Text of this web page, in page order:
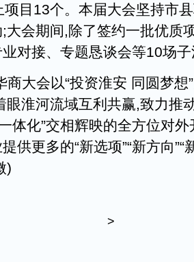
目13个。本届大会坚持市
大会期间,除了签约一批优质
对接、专题恳谈会等10场
商大会以“投资淮安 同圆梦想
眼淮河流域互利共赢,致力推
体化”交相辉映的全方位对
供更多的“新选项”“新方向”“
)
>